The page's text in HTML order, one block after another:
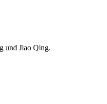
und Jiao Qing.